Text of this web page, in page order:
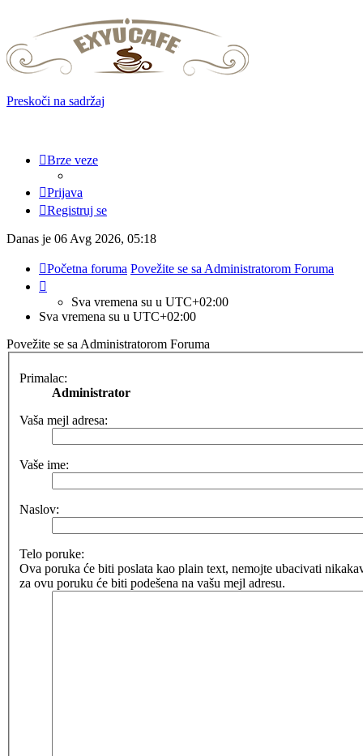
Preskoči na sadržaj
Brze veze
Prijava
Registruj se
Danas je 06 Avg 2026, 05:18
Početna foruma Povežite se sa Administratorom Foruma
Sva vremena su u UTC+02:00
Sva vremena su u UTC+02:00
Povežite se sa Administratorom Foruma
Primalac:
Administrator
Vaša mejl adresa:
Vaše ime:
Naslov:
Telo poruke:
Ova poruka će biti poslata kao plain text, nemojte ubacivati
za ovu poruku će biti podešena na vašu mejl adresu.